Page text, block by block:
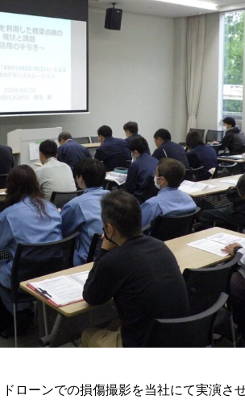
ローンでの損傷撮影を当社にて実演さ